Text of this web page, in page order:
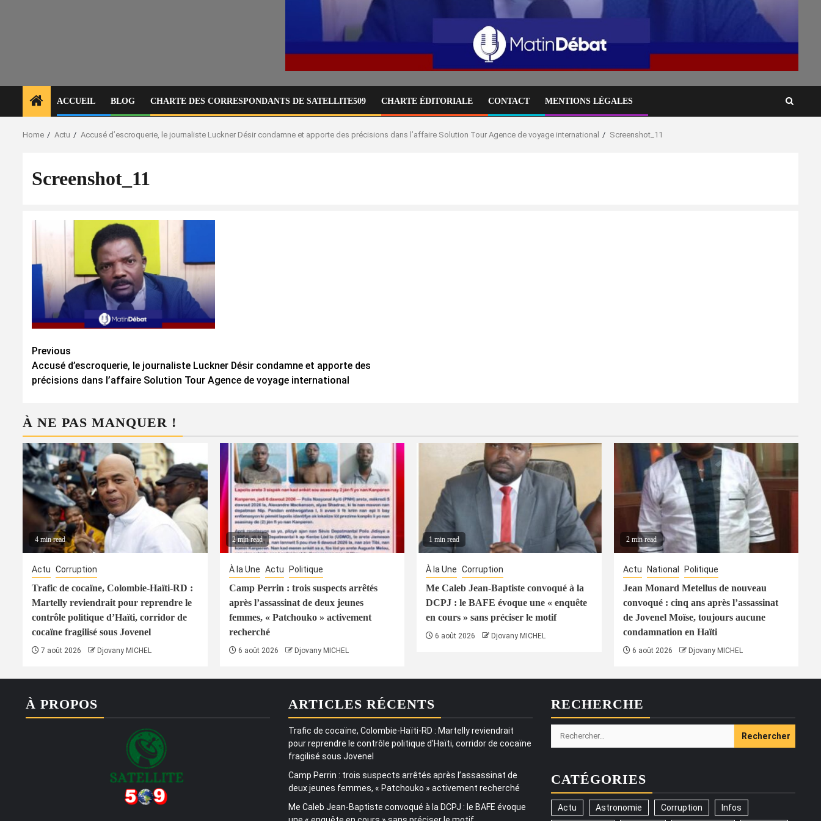
ACCUEIL BLOG CHARTE DES CORRESPONDANTS DE SATELLITE509 CHARTE ÉDITORIALE CONTACT MENTIONS LÉGALES
Home Actu Accusé d’escroquerie, le journaliste Luckner Désir condamne et apporte des précisions dans l’affaire Solution Tour Agence de voyage international Screenshot_11
Screenshot_11
Continue
Reading
Previous
Accusé d’escroquerie, le journaliste Luckner Désir condamne et apporte des
précisions dans l’affaire Solution Tour Agence de voyage international
À NE PAS MANQUER !
4 min read
Actu Corruption
Trafic de cocaïne, Colombie-Haïti-RD :
Martelly reviendrait pour reprendre le
contrôle politique d’Haïti, corridor de
cocaïne fragilisé sous Jovenel
7 août 2026 Djovany MICHEL
2 min read
À la Une Actu Politique
Camp Perrin : trois suspects arrêtés
après l’assassinat de deux jeunes
femmes, « Patchouko » activement
recherché
6 août 2026 Djovany MICHEL
1 min read
À la Une Corruption
Me Caleb Jean-Baptiste convoqué à la
DCPJ : le BAFE évoque une « enquête
en cours » sans préciser le motif
6 août 2026 Djovany MICHEL
2 min read
Actu National Politique
Jean Monard Metellus de nouveau
convoqué : cinq ans après l’assassinat
de Jovenel Moïse, toujours aucune
condamnation en Haïti
6 août 2026 Djovany MICHEL
À PROPOS ARTICLES RÉCENTS
Trafic de cocaïne, Colombie-Haïti-RD : Martelly reviendrait
pour reprendre le contrôle politique d’Haïti, corridor de cocaïne
fragilisé sous Jovenel
Camp Perrin : trois suspects arrêtés après l’assassinat de
deux jeunes femmes, « Patchouko » activement recherché
Me Caleb Jean-Baptiste convoqué à la DCPJ : le BAFE évoque
RECHERCHE
Rechercher :
CATÉGORIES
Actu Astronomie Corruption Infos